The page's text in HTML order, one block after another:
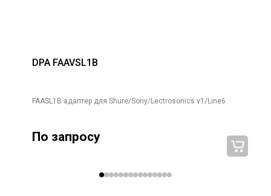
DPA FAAVSL1B
FAASL1B адаптер для Shure/Sony/Lectrosonics v1/Line6
По запросу